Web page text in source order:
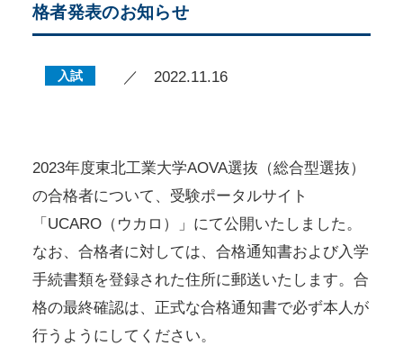
格者発表のお知らせ
入試 ／ 2022.11.16
2023年度東北工業大学AOVA選抜（総合型選抜）
の合格者について、受験ポータルサイト
「UCARO（ウカロ）」にて公開いたしました。
なお、合格者に対しては、合格通知書および入学
手続書類を登録された住所に郵送いたします。合
格の最終確認は、正式な合格通知書で必ず本人が
行うようにしてください。